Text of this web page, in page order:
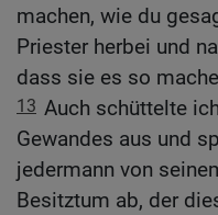
machen, wie du
Priester herbei und
dass sie es so
13 Auch schüttelte
Gewandes aus und
jedermann von
Besitztum ab, der